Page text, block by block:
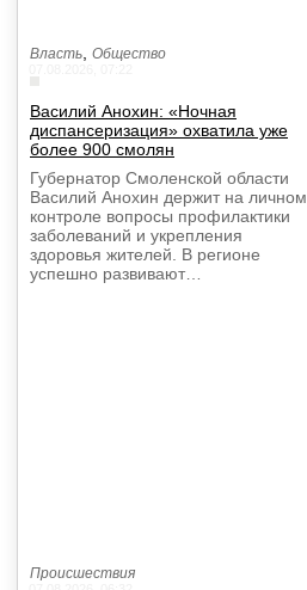
Власть Общество
Василий Анохин: «Ночная
диспансеризация» охватила уже
более 900 смолян
Губернатор Смоленской области
Василий Анохин держит на личном
контроле вопросы профилактики
заболеваний и укрепления
здоровья жителей. В регионе
успешно развивают…
Происшествия